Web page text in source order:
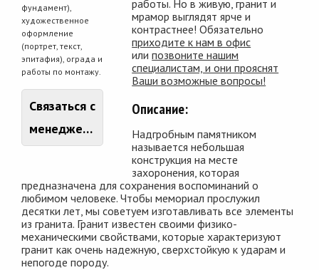
фундамент),
художественное
оформление
(портрет, текст,
эпитафия), ограда и
работы по монтажу.
Связаться с
менеджером
работы. Но в живую, гранит и
мрамор выглядят ярче и
контрастнее! Обязательно
приходите к нам в офис
илипозвоните нашим
специалистам, и они прояснят
Ваши возможные вопросы!
Описание:
Надгробным памятником
называется небольшая
конструкция на месте
захоронения, которая
предназначена для сохранения воспоминаний о
любимом человеке. Чтобы мемориал прослужил
десятки лет, мы советуем изготавливать все элементы
из гранита. Гранит известен своими физико-
механическими свойствами, которые характеризуют
гранит как очень надежную, сверхстойкую к ударам и
непогоде породу.